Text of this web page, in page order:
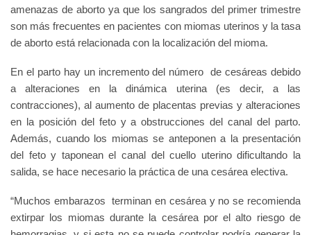
amenazas de aborto ya que los sangrados del primer trimestre
son más frecuentes en pacientes con miomas uterinos y la tasa
de aborto está relacionada con la localización del mioma.
En el parto hay un incremento del número de cesáreas debido
a alteraciones en la dinámica uterina (es decir, a las
contracciones), al aumento de placentas previas y alteraciones
en la posición del feto y a obstrucciones del canal del parto.
Además, cuando los miomas se anteponen a la presentación
del feto y taponean el canal del cuello uterino dificultando la
salida, se hace necesario la práctica de una cesárea electiva.
“Muchos embarazos terminan en cesárea y no se recomienda
extirpar los miomas durante la cesárea por el alto riesgo de